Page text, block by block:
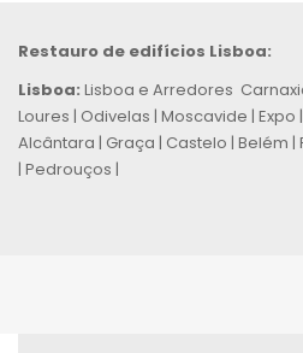
Restauro de edifícios Lisboa:
Lisboa: Lisboa e Arredores
Loures | Odivelas | Moscavide |
Alcântara | Graça | Castelo | Belém
| Pedrouços |